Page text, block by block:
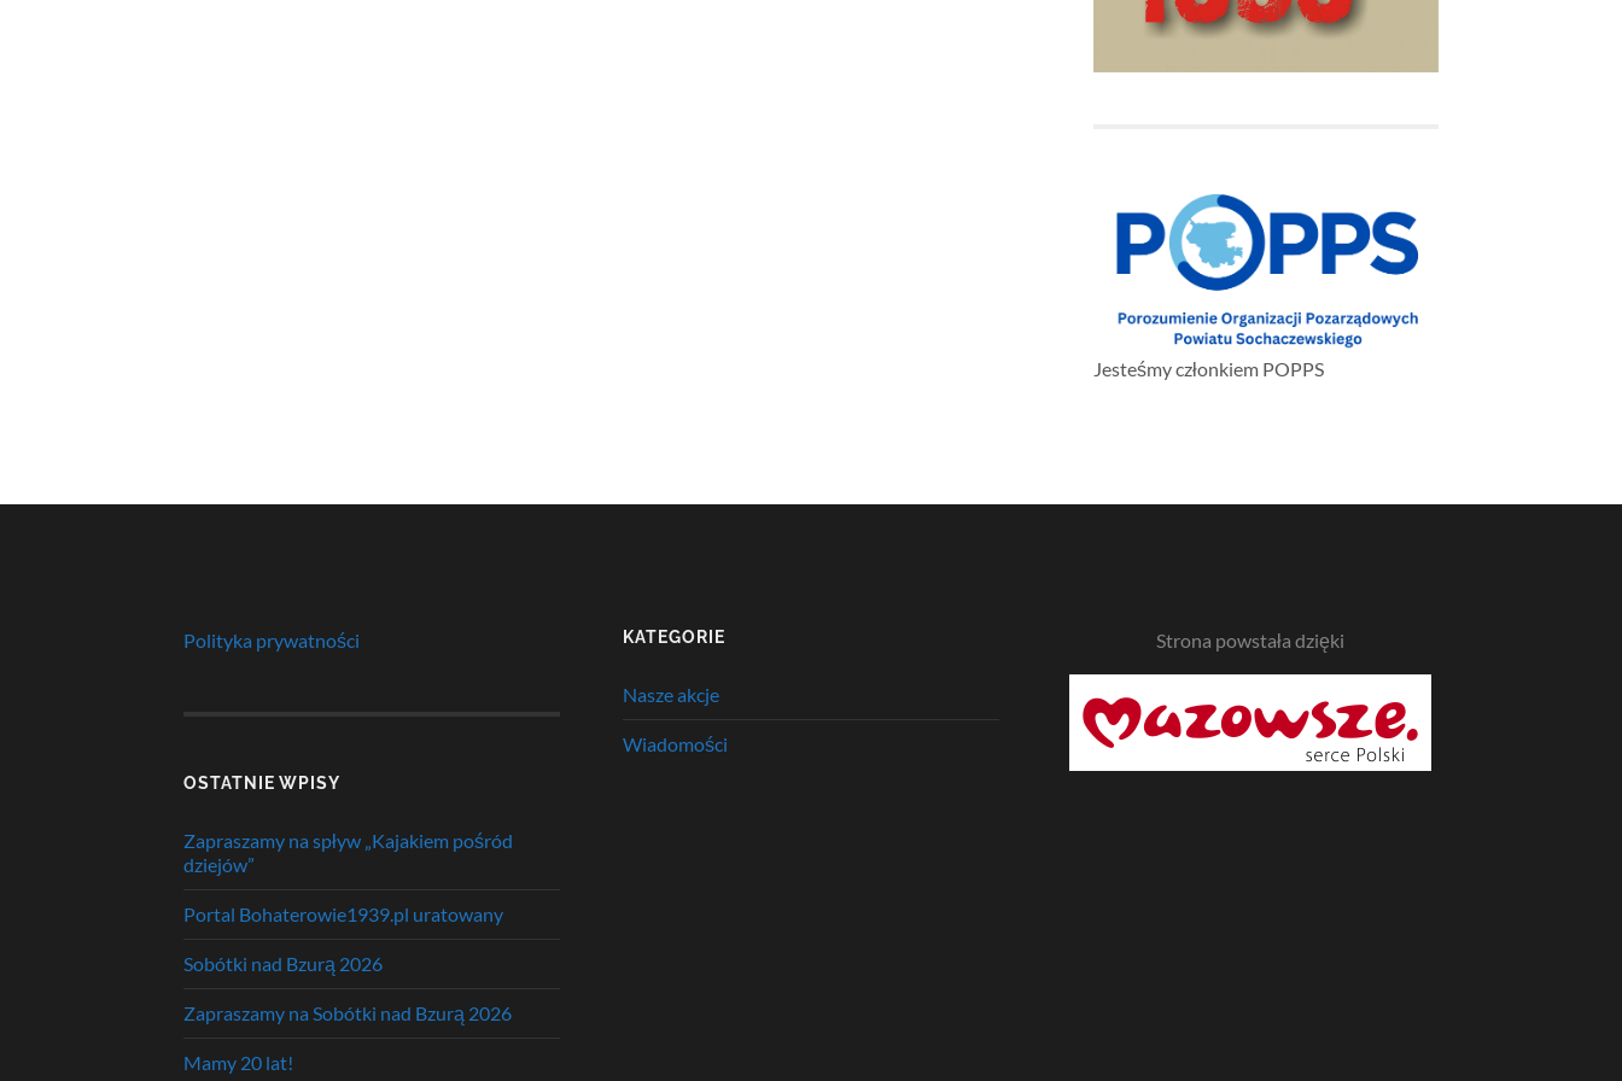
Jesteśmy członkiem POPPS
Polityka prywatności
OSTATNIE WPISY
Zapraszamy na spływ „Kajakiem pośród
dziejów”
Portal Bohaterowie1939.pl uratowany
Sobótki nad Bzurą 2026
Zapraszamy na Sobótki nad Bzurą 2026
Mamy 20 lat!
KATEGORIE
Nasze akcje
Wiadomości
Strona powstała dzięki